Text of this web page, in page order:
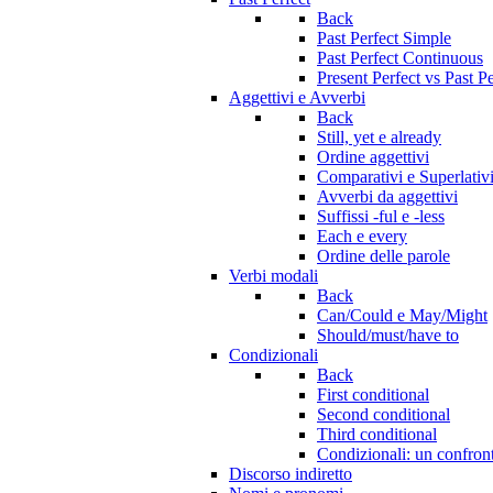
Back
Past Perfect Simple
Past Perfect Continuous
Present Perfect vs Past
Aggettivi e Avverbi
Back
Still, yet e already
Ordine aggettivi
Comparativi e Superlativi
Avverbi da aggettivi
Suffissi -ful e -less
Each e every
Ordine delle parole
Verbi modali
Back
Can/Could e May/Might
Should/must/have to
Condizionali
Back
First conditional
Second conditional
Third conditional
Condizionali: un
Discorso indiretto